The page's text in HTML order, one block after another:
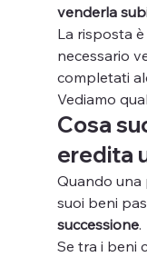
venderla
La risposta è
necessario
completati
Vediamo
Cosa
eredita
Quando una
suoi beni
successione.
Se tra i beni